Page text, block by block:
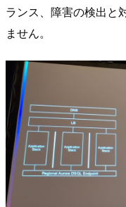
ランス、障害の検出と
ません。